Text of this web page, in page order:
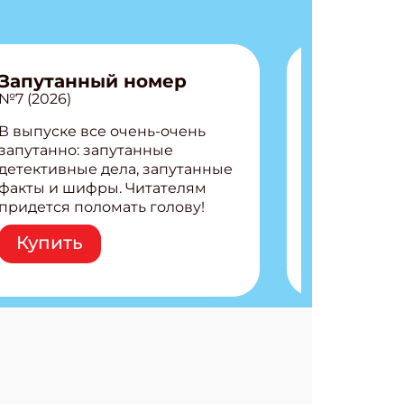
номер
№7 (2026)
В выпуске все очень-очень
запутанные
дела, запутанные
и шифры. Читателям
придется поломать голову!
Внутри: Шифры и
расшифровки Плетем
запутанные поделки
коды 3 комикса
Купить